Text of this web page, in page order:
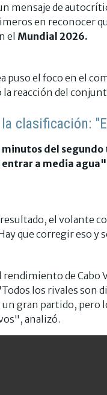
mensaje de
en reconocer
el Mundial 2026.
puso el foco en el
reacción del
clasificación:
del
entrar a media agua"
el volante
que corregir eso y
de Cabo
los rivales son
gran partido, pero
analizó.